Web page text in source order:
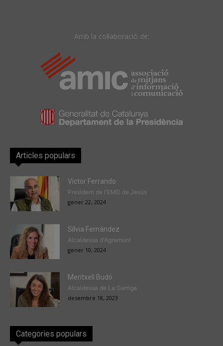
Amb la col·laboració de:
Articles populars
Victor Ferrando
President de l'EMD de Jesús
gener 22, 2024
Sílvia Fernández
Alcaldessa d'Agramunt
gener 10, 2024
Meritxell Budó
Alcaldessa de La Garriga
desembre 18, 2023
Categories populars